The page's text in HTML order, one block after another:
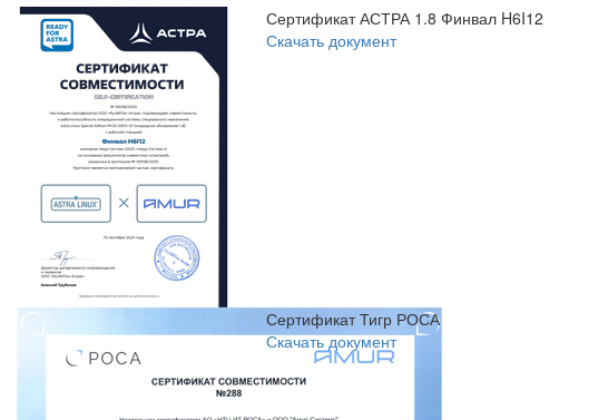
Сертификат АСТРА 1.8 Финвал H6I12
Скачать документ
Сертификат Тигр РОСА
Скачать документ